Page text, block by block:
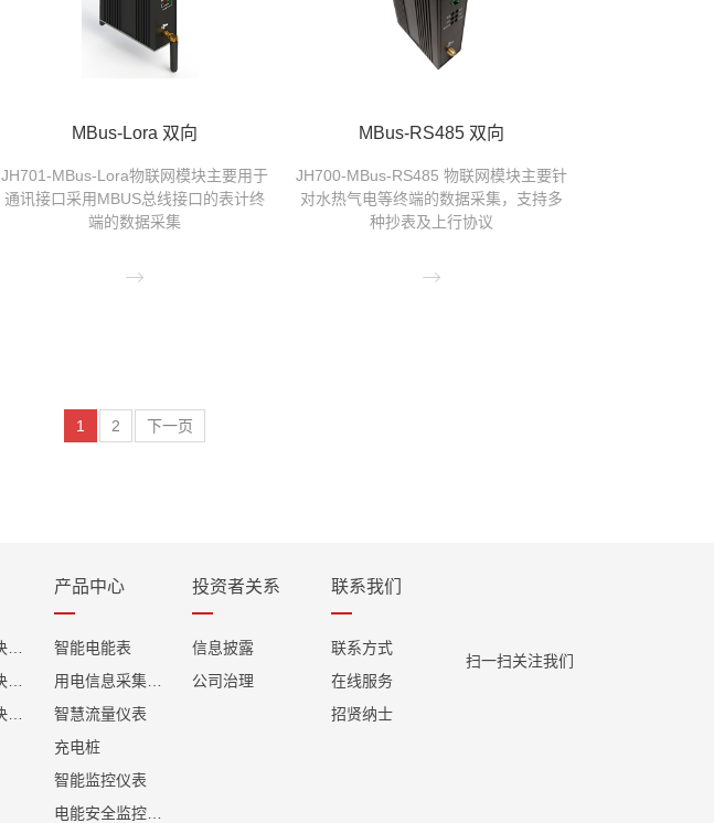
MBus-Lora 双向
JH701-MBus-Lora物联网模块主要用于
通讯接口采用MBUS总线接口的表计终
端的数据采集

MBus-RS485 双向
JH700-MBus-RS485 物联网模块主要针
对水热气电等终端的数据采集，支持多
种抄表及上行协议

1 2 下一页
产品中心
智能电能表
用电信息采集终端
智慧流量仪表
充电桩
智能监控仪表
电能安全监控产品
投资者关系
信息披露
公司治理
联系我们
联系方式
在线服务
招贤纳士
扫一扫关注我们